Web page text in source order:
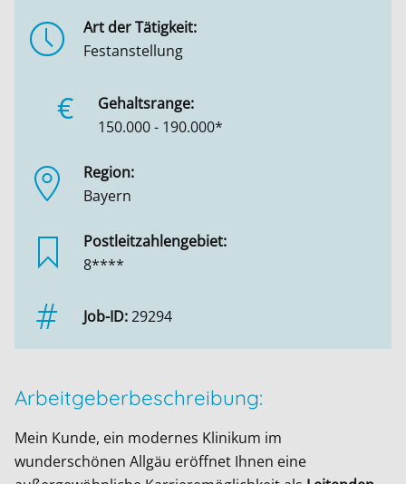
Art der Tätigkeit:
Festanstellung
€
Gehaltsrange:
150.000 - 190.000*
Region:
Bayern
Postleitzahlengebiet:
8****
Job-ID:29294
Arbeitgeberbeschreibung:
Mein Kunde, ein modernes Klinikum im
wunderschönen Allgäu eröffnet Ihnen eine